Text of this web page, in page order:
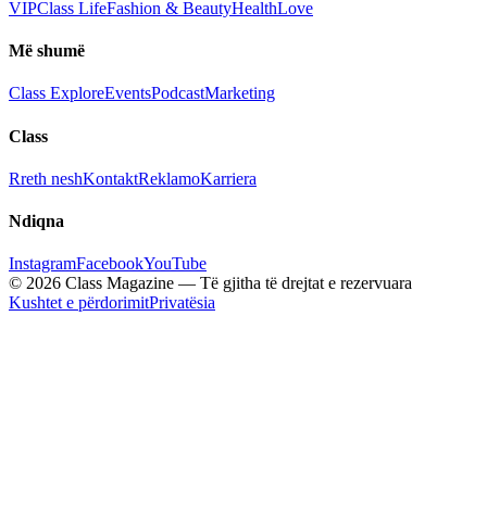
VIPClass LifeFashion & BeautyHealthLove
Më shumë
Class ExploreEventsPodcastMarketing
Class
Rreth neshKontaktReklamoKarriera
Ndiqna
InstagramFacebookYouTube
© 2026 Class Magazine — Të gjitha të drejtat e rezervuara
Kushtet e përdorimitPrivatësia